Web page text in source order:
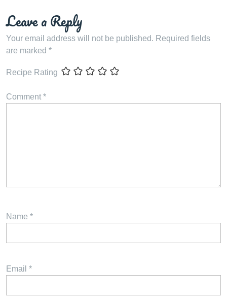
Leave a Reply
Your email address will not be published. Required fields
are marked *
Recipe Rating
Comment*
Name *
Email *